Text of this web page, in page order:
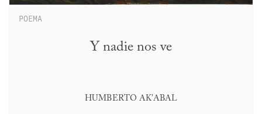
POEMA
Y nadie nos ve
HUMBERTO AK’ABAL